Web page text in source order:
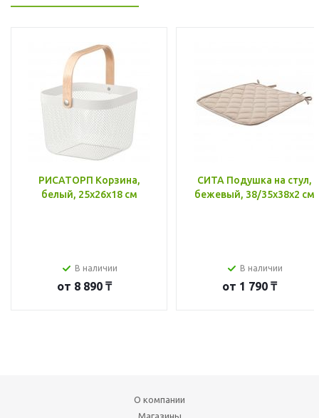
РИСАТОРП Корзина,
белый, 25x26x18 см
В наличии
от 8 890 ₸
СИТА Подушка на стул,
бежевый, 38/35x38x2 см
В наличии
от 1 790 ₸
О компании
Магазины